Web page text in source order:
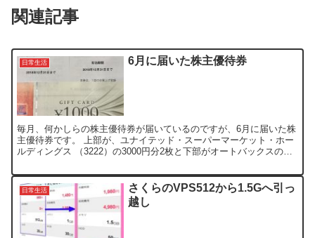
関連記事
日常生活 6月に届いた株主優待券
毎月、何かしらの株主優待券が届いているのですが、6月に届いた株
主優待券です。 上部が、ユナイテッド・スーパーマーケット・ホー
ルディングス （3222）の3000円分2枚と下部がオートバックスの
日常生活
さくらのVPS512から1.5Gへ引っ
越し